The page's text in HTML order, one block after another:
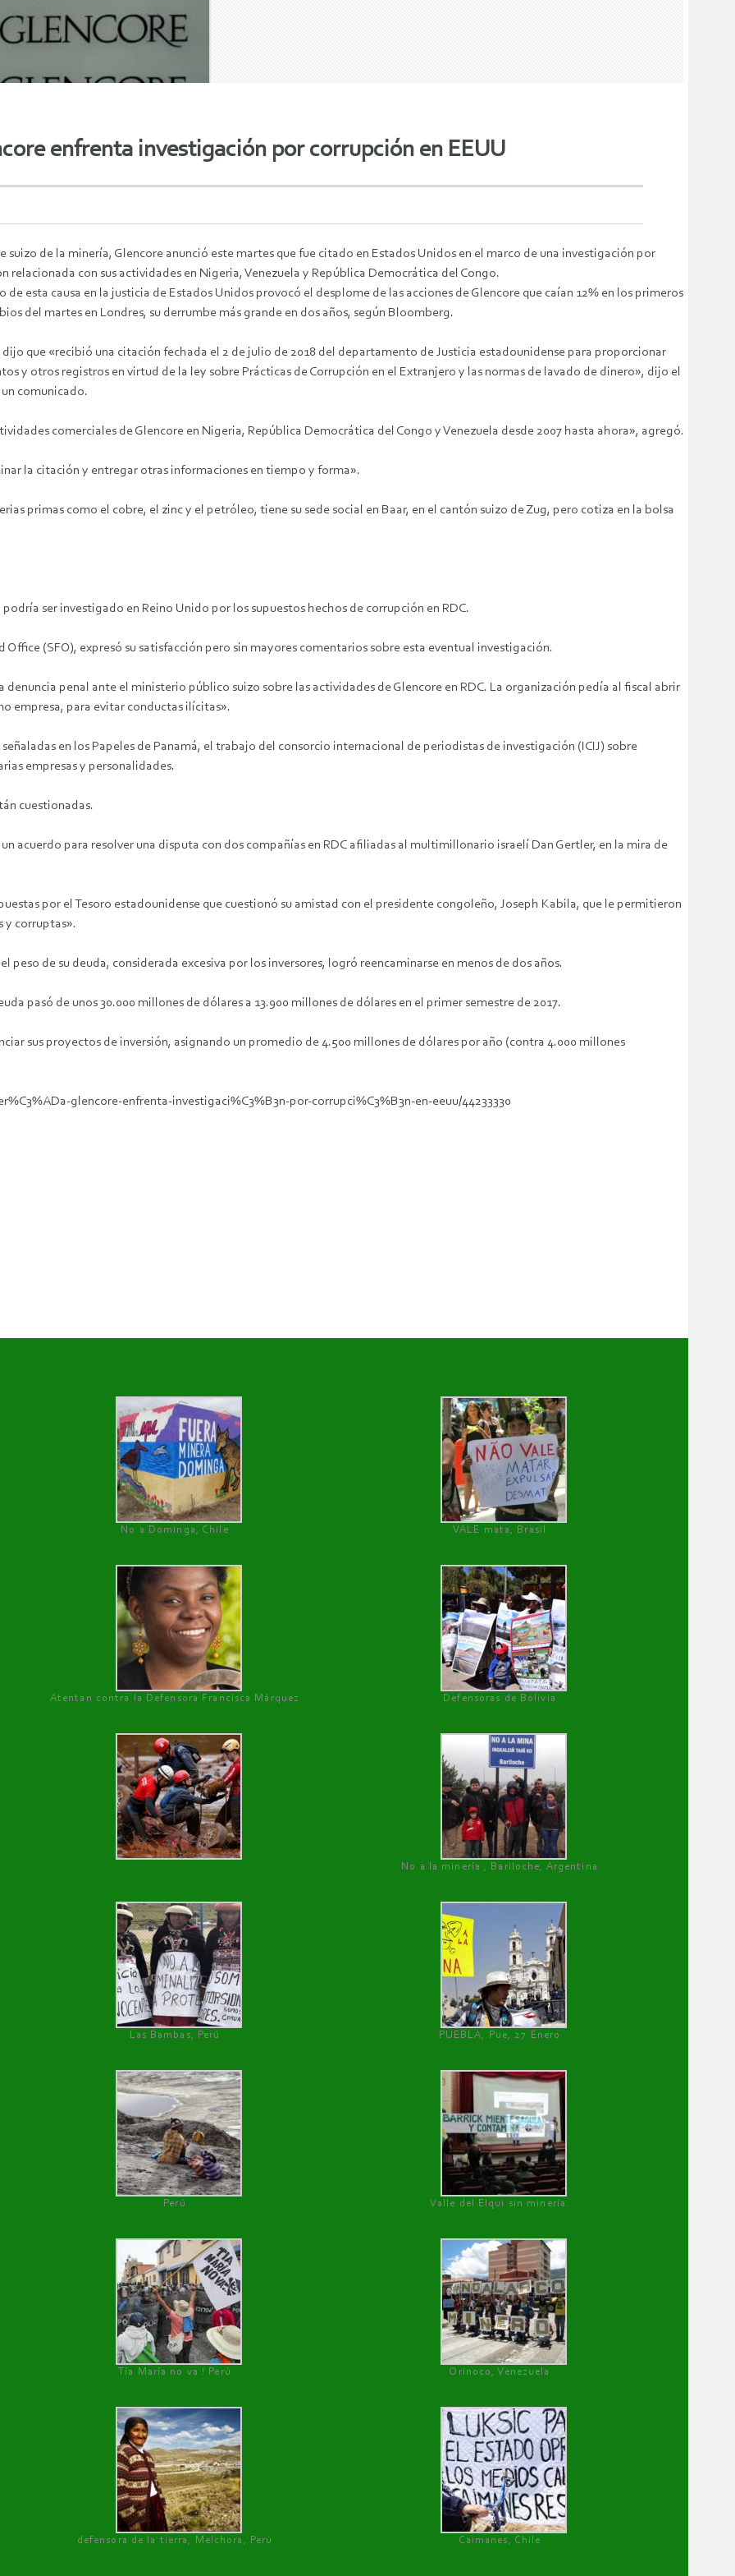
enfrenta investigación por corrupción en EEUU
suizo de la minería, Glencore anunció este martes que fue citado en Estados Unidos en el marco de una investigación por
relacionada con sus actividades en Nigeria, Venezuela y República Democrática del Congo.
de esta causa en la justicia de Estados Unidos provocó el desplome de las acciones de Glencore que caían 12% en los primeros
del martes en Londres, su derrumbe más grande en dos años, según Bloomberg.
dijo que «recibió una citación fechada el 2 de julio de 2018 del departamento de Justicia estadounidense para proporcionar
y otros registros en virtud de la ley sobre Prácticas de Corrupción en el Extranjero y las normas de lavado de dinero», dijo el
comunicado.
comerciales de Glencore en Nigeria, República Democrática del Congo y Venezuela desde 2007 hasta ahora», agregó.
la citación y entregar otras informaciones en tiempo y forma».
primas como el cobre, el zinc y el petróleo, tiene su sede social en Baar, en el cantón suizo de Zug, pero cotiza en la bolsa
ser investigado en Reino Unido por los supuestos hechos de corrupción en RDC.
(SFO), expresó su satisfacción pero sin mayores comentarios sobre esta eventual investigación.
denuncia penal ante el ministerio público suizo sobre las actividades de Glencore en RDC. La organización pedía al fiscal abrir
empresa, para evitar conductas ilícitas».
en los Papeles de Panamá, el trabajo del consorcio internacional de periodistas de investigación (ICIJ) sobre
empresas y personalidades.
cuestionadas.
acuerdo para resolver una disputa con dos compañías en RDC afiliadas al multimillonario israelí Dan Gertler, en la mira de
por el Tesoro estadounidense que cuestionó su amistad con el presidente congoleño, Joseph Kabila, que le permitieron
y corruptas».
peso de su deuda, considerada excesiva por los inversores, logró reencaminarse en menos de dos años.
pasó de unos 30.000 millones de dólares a 13.900 millones de dólares en el primer semestre de 2017.
sus proyectos de inversión, asignando un promedio de 4.500 millones de dólares por año (contra 4.000 millones
glencore-enfrenta-investigaci%C3%B3n-por-corrupci%C3%B3n-en-eeuu/44233330
No a Dominga, Chile
VALE mata, Brasil
Atentan contra la Defensora Francisca Márquez Defensoras de Bolivia
No a la minería , Bariloche, Argentina
Las Bambas, Perú PUEBLA, Pue, 27 Enero
Perú Valle del Elqui sin minería.
Tía María no va ! Perú Orinoco, Venezuela
defensora de la tierra, Melchora, Perú Caimanes, Chile